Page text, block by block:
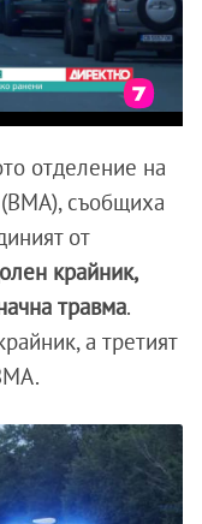
отделение на
съобщиха
от
крайник,
травма.
а третият